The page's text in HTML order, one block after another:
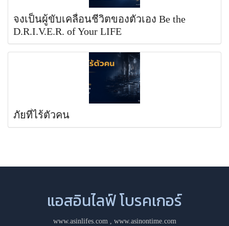
จงเป็นผู้ขับเคลื่อนชีวิตของตัวเอง Be the
D.R.I.V.E.R. of Your LIFE
ภัยที่ไร้ตัวคน
แอสอินไลฟ์ โบรคเกอร์
www.asinlifes.com, www.asinontime.com